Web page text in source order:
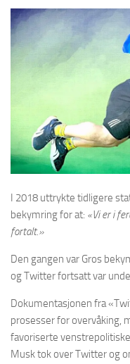
I 2018 uttrykte tidligere
bekymring for at: «Vi er i
fortalt.»
Den gangen var Gros
og Twitter fortsatt var
Dokumentasjonen fra
prosesser for overvåking,
favoriserte
Musk tok over Twitter og